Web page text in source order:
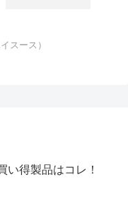
スース）
い得製品はコレ！